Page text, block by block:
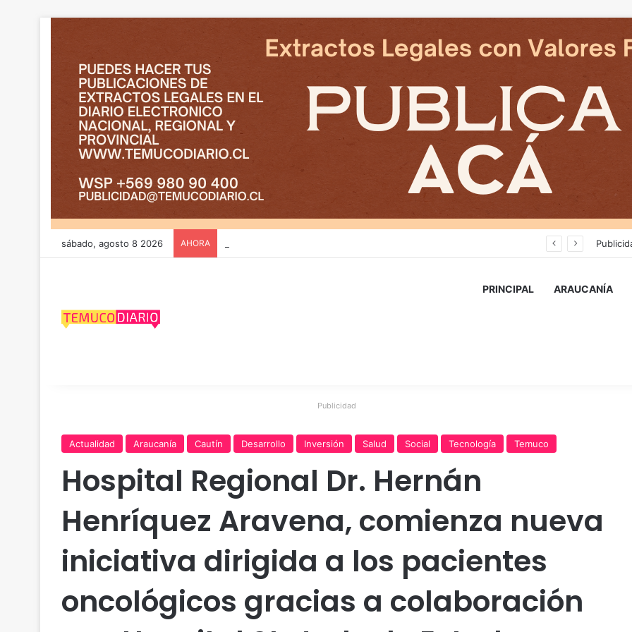
sábado, agosto 8 2026 AHORA
PRINCIPAL ARAUCANÍA
Publicidad
Actualidad Araucanía Cautín Desarrollo Inversión Salud Social Tecnología Temuco
Hospital Regional Dr. Hernán
Henríquez Aravena, comienza nueva
iniciativa dirigida a los pacientes
oncológicos gracias a colaboración